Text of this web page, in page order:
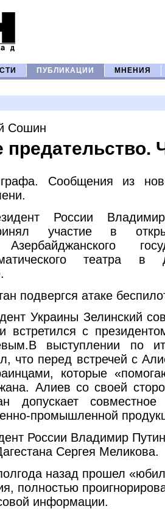
ПУБЛИКАЦИИ МНЕНИЯ
Сошин
предательство.
Сообщения из
России
участие в
театра в
подвергся атаке
Украины Зелинский
встретился с
выступлении по
что перед встречей с
которые
Алиев со своей
допускает
промышленной
России Владимир
Сергея Меликова.
назад прошел
полностью
информации.